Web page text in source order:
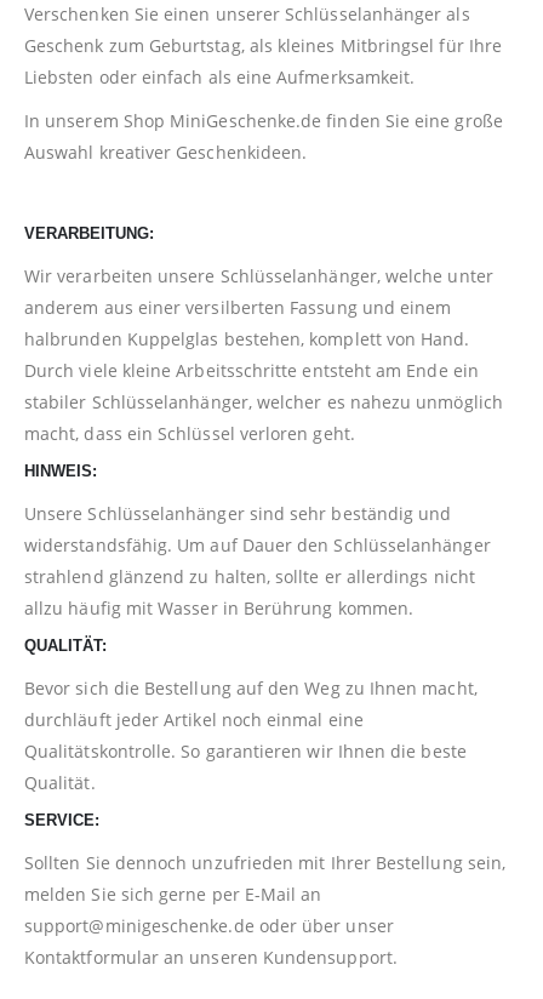
Verschenken Sie einen unserer Schlüsselanhänger als
Geschenk zum Geburtstag, als kleines Mitbringsel für Ihre
Liebsten oder einfach als eine Aufmerksamkeit.
In unserem Shop MiniGeschenke.de finden Sie eine große
Auswahl kreativer Geschenkideen.
VERARBEITUNG:
Wir verarbeiten unsere Schlüsselanhänger, welche unter
anderem aus einer versilberten Fassung und einem
halbrunden Kuppelglas bestehen, komplett von Hand.
Durch viele kleine Arbeitsschritte entsteht am Ende ein
stabiler Schlüsselanhänger, welcher es nahezu unmöglich
macht, dass ein Schlüssel verloren geht.
HINWEIS:
Unsere Schlüsselanhänger sind sehr beständig und
widerstandsfähig. Um auf Dauer den Schlüsselanhänger
strahlend glänzend zu halten, sollte er allerdings nicht
allzu häufig mit Wasser in Berührung kommen.
QUALITÄT:
Bevor sich die Bestellung auf den Weg zu Ihnen macht,
durchläuft jeder Artikel noch einmal eine
Qualitätskontrolle. So garantieren wir Ihnen die beste
Qualität.
SERVICE:
Sollten Sie dennoch unzufrieden mit Ihrer Bestellung sein,
melden Sie sich gerne per E-Mail an
support@minigeschenke.de oder über unser
Kontaktformular an unseren Kundensupport.